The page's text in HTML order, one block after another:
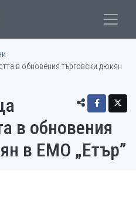
в обновения търговски дюкян
в обновения
в ЕМО „Етър”